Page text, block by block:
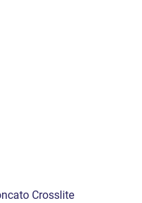
Crosslite